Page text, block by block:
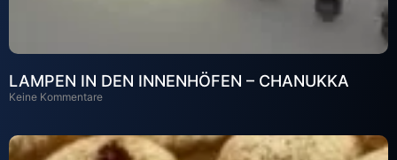
LAMPEN IN DEN INNENHÖFEN – CHANUKKA
Keine Kommentare